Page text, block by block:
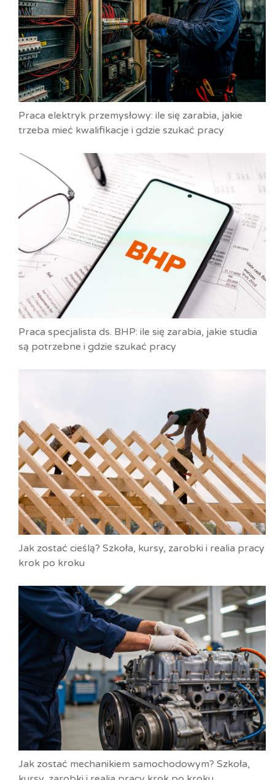
Praca elektryk przemysłowy: ile się zarabia, jakie
trzeba mieć kwalifikacje i gdzie szukać pracy
Praca specjalista ds. BHP: ile się zarabia, jakie studia
są potrzebne i gdzie szukać pracy
Jak zostać cieślą? Szkoła, kursy, zarobki i realia pracy
krok po kroku
Jak zostać mechanikiem samochodowym? Szkoła,